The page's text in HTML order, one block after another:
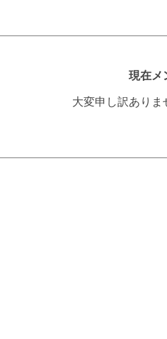
現在メ
大変申し訳あり